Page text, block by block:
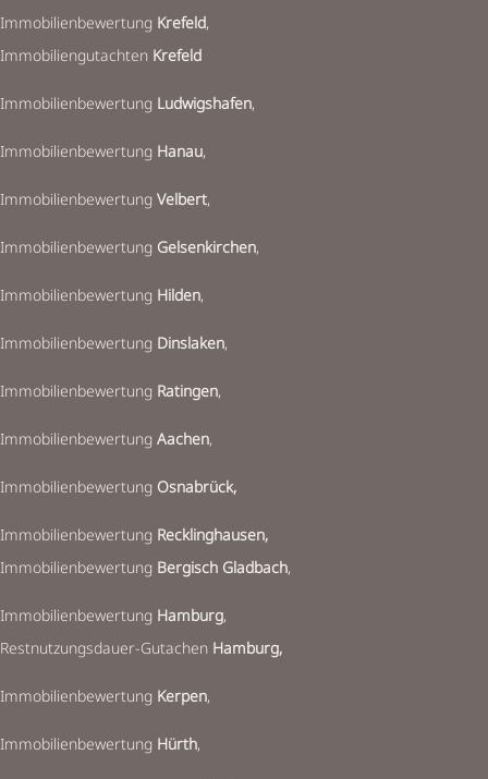
Immobilienbewertung Krefeld,
Immobiliengutachten Krefeld
Immobilienbewertung Ludwigshafen,
Immobilienbewertung Hanau,
Immobilienbewertung Velbert,
Immobilienbewertung Gelsenkirchen,
Immobilienbewertung Hilden,
Immobilienbewertung Dinslaken,
Immobilienbewertung Ratingen,
Immobilienbewertung Aachen,
Immobilienbewertung Osnabrück,
Immobilienbewertung Recklinghausen,
Immobilienbewertung Bergisch Gladbach,
Immobilienbewertung Hamburg,
Restnutzungsdauer-Gutachen Hamburg,
Immobilienbewertung Kerpen,
Immobilienbewertung Hürth,